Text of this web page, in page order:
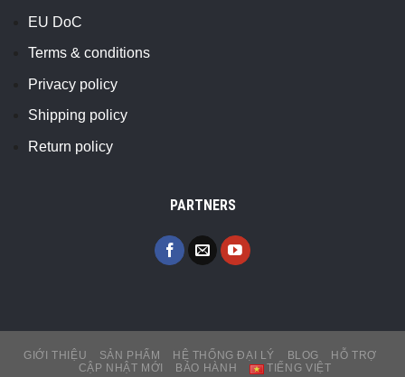
EU DoC
Terms & conditions
Privacy policy
Shipping policy
Return policy
PARTNERS
GIỚI THIỆU SẢN PHẨM HỆ THỐNG ĐẠI LÝ BLOG
HỖ TRỢ
CẬP NHẬT MỚI
BẢO HÀNH TIẾNG VIỆT